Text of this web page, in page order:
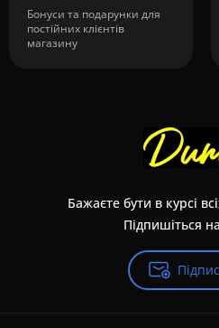
Бонуси та подарунки для
постійних клієнтів
магазину
Бажаєте бути в курсі
Підпишіться